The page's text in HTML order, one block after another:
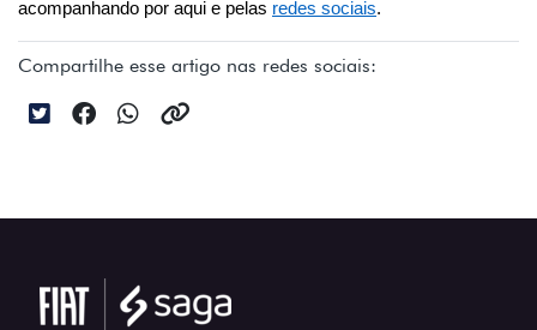
acompanhando por aqui e pelas redes sociais.
Compartilhe esse artigo nas redes sociais: